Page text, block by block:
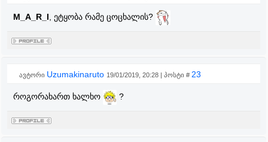
M_A_R_I, ეტყობა რამე ცოცხალის?
ავტორი Uzumakinaruto 19/01/2019, 20:28 | პოსტი # 23
როგორახართ ხალხო ?